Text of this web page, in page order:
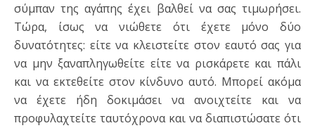
σύ­μπαν της αγάπης έχει βαλθεί να σας τιμωρήσει.
Τώρα, ίσως να νιώθετε ότι έχετε μόνο δύο
δυνατότητες: είτε να κλειστείτε στον εαυτό σας για
να μην ξαναπληγωθείτε είτε να ρι­σκάρετε και πάλι
και να εκτεθείτε στον κίνδυνο αυτό. Μπορεί ακόμα
να έχετε ήδη δοκιμάσει να ανοιχτείτε και να
προφυλαχτεί­τε ταυτόχρονα και να διαπιστώσατε ότι